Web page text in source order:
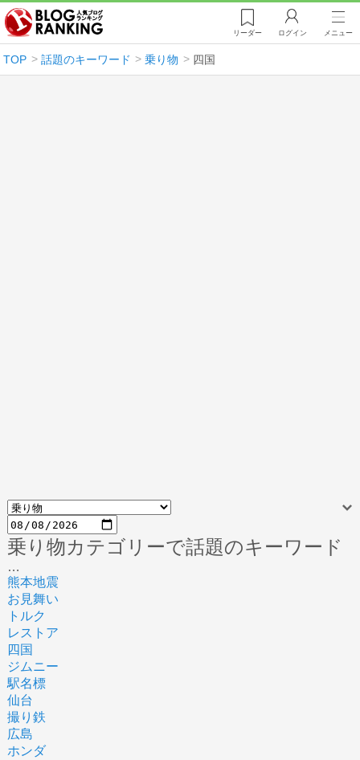
リーダー ログイン メニュー
TOP 話題のキーワード 乗り物 四国
乗り物カテゴリーで話題のキーワード
…
熊本地震
お見舞い
トルク
レストア
四国
ジムニー
駅名標
仙台
撮り鉄
広島
ホンダ